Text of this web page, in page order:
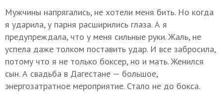
Мужчины напрягались, не хотели меня бить. Но когда
я ударила, у парня расширились глаза. А я
предупреждала, что у меня сильные руки. Жаль, не
успела даже толком поставить удар. И все забросила,
потому что я не только боксер, но и мать. Женился
сын. А свадьба в Дагестане — большое,
энергозатратное мероприятие. Стало не до бокса.